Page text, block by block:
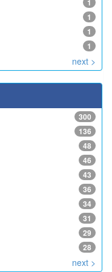
1
1
1
1
next >
300
136
48
46
43
36
34
31
29
28
next >